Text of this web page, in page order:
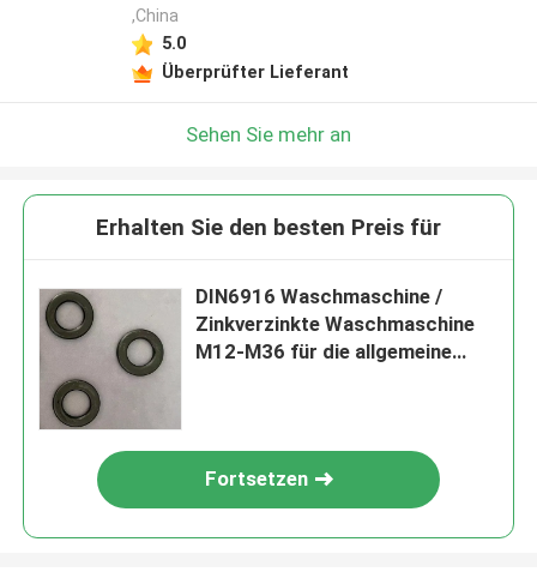
,China
5.0
Überprüfter Lieferant
Sehen Sie mehr an
Erhalten Sie den besten Preis für
DIN6916 Waschmaschine /
Zinkverzinkte Waschmaschine
M12-M36 für die allgemeine
Fortsetzen